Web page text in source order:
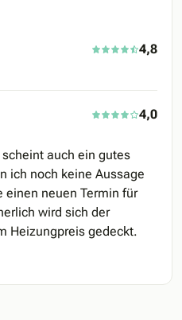
4,8
4,0
auch ein gutes
ich noch keine Aussage
einen neuen Termin für
wird sich der
Heizungpreis gedeckt.